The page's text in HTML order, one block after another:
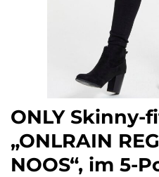
ONLY Skinny-
„ONLRAIN
NOOS“, im 5-